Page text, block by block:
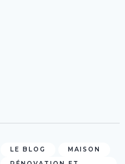
LE BLOG
MAISON